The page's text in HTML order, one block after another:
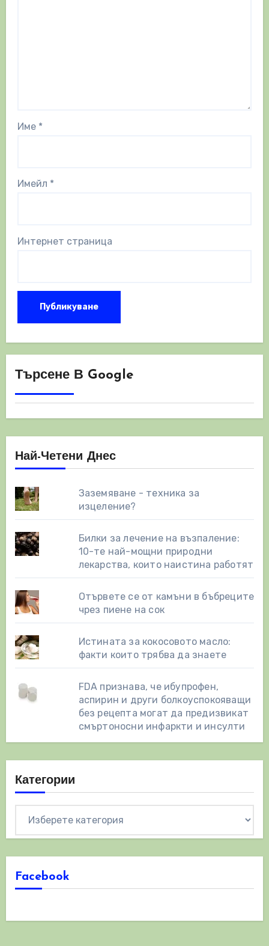
Име *
Имейл *
Интернет страница
Търсене В Google
Най-Четени Днес
Заземяване - техника за
изцеление?
Билки за лечение на възпаление:
10-те най-мощни природни
лекарства, които наистина работят
Отървете се от камъни в бъбреците
чрез пиене на сок
Истината за кокосовото масло:
факти които трябва да знаете
FDA признава, че ибупрофен,
аспирин и други болкоуспокояващи
без рецепта могат да предизвикат
смъртоносни инфаркти и инсулти
Категории
Facebook